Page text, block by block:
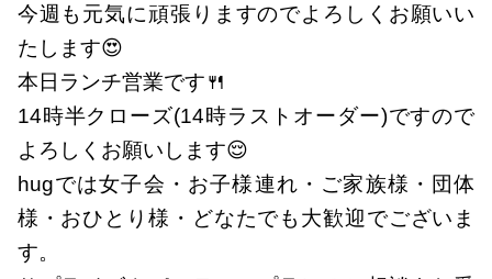
今週も元気に頑張りますのでよろしくお願いい
たします😍
本日ランチ営業です🍴
14時半クローズ(14時ラストオーダー)ですので
よろしくお願いします😌
hugでは女子会・お子様連れ・ご家族様・団体
様・おひとり様・どなたでも大歓迎でございま
す。